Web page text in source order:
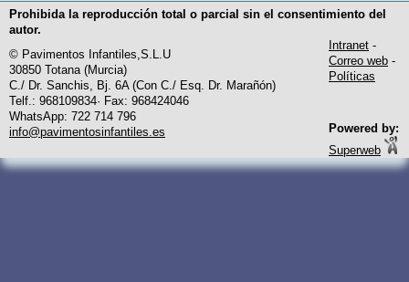
Prohibida la reproducción total o parcial sin el consentimiento del
autor.
© Pavimentos Infantiles,S.L.U
30850 Totana (Murcia)
C./ Dr. Sanchis, Bj. 6A (Con C./ Esq. Dr. Marañón)
Telf.: 968109834· Fax: 968424046
WhatsApp: 722 714 796
info@pavimentosinfantiles.es
Intranet -
Correo web -
Políticas
Powered by:
Superweb